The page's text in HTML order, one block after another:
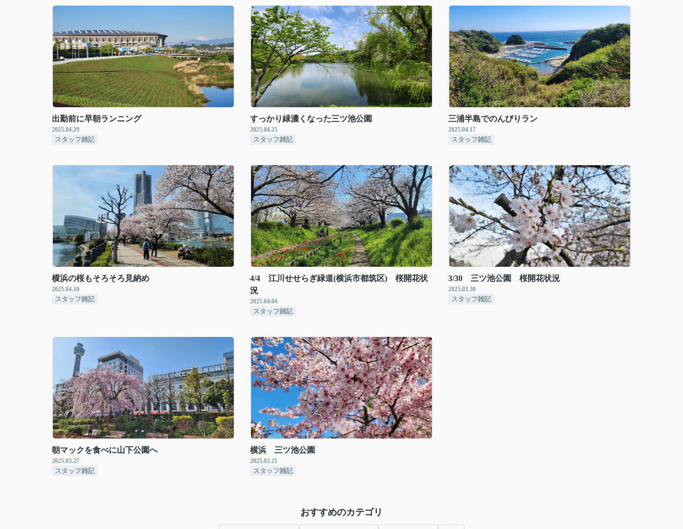
出勤前に早朝ランニング
2025.04.29
スタッフ雑記
すっかり緑濃くなった三ツ池公園
2025.04.25
スタッフ雑記
三浦半島でのんびりラン
2025.04.17
スタッフ雑記
横浜の桜もそろそろ見納め
2025.04.10
スタッフ雑記
4/4 江川せせらぎ緑道(横浜市都筑区) 桜開花状
況
2025.04.04
スタッフ雑記
3/30 三ツ池公園 桜開花状況
2025.03.30
スタッフ雑記
朝マックを食べに山下公園へ
2025.03.27
スタッフ雑記
横浜 三ツ池公園
2025.03.21
スタッフ雑記
おすすめのカテゴリ